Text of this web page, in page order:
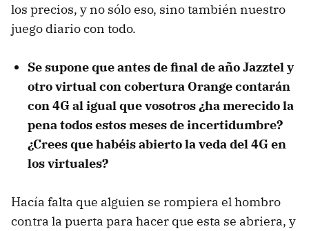
los precios, y no sólo eso, sino también nuestro
juego diario con todo.
Se supone que antes de final de año Jazztel y
otro virtual con cobertura Orange contarán
con 4G al igual que vosotros ¿ha merecido la
pena todos estos meses de incertidumbre?
¿Crees que habéis abierto la veda del 4G en
los virtuales?
Hacía falta que alguien se rompiera el hombro
contra la puerta para hacer que esta se abriera, y